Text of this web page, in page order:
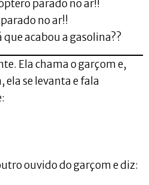
parado no ar!!
no ar!!
que acabou a gasolina??
Ela chama o garçom e,
ela se levanta e fala
ouvido do garçom e diz: